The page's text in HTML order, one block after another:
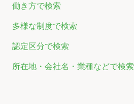
働き方で検索
多様な制度で検索
認定区分で検索
所在地・会社名・業種などで検索